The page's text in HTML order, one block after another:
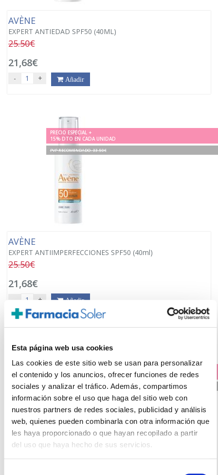
Esta página web usa cookies
Las cookies de este sitio web se usan para personalizar
el contenido y los anuncios, ofrecer funciones de redes
sociales y analizar el tráfico. Además, compartimos
información sobre el uso que haga del sitio web con
nuestros partners de redes sociales, publicidad y análisis
web, quienes pueden combinarla con otra información que
les haya proporcionado o que hayan recopilado a partir
del uso que haya hecho de sus servicios.
AVÈNE
EXPERT ANTIEDAD SPF50 (40ML)
25.50€
21,68€
- + Añadir
PRECIO ESPECIAL +
15% DTO EN CADA UNIDAD
PVP RECOMENDADO. 33.50€
AVÈNE
EXPERT ANTIIMPERFECCIONES SPF50 (40ml)
25.50€
21,68€
- + Añadir
15% DTO EN CADA UNIDAD
PVP RECOMENDADO. 33.50€